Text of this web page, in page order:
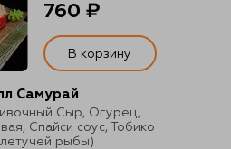
Самурай
Сыр, Огурец,
Спайси соус, Тобико
рыбы)
760 ₽
В корзину